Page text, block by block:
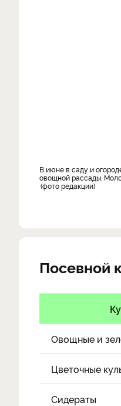
В июне в саду и огороде – горячая пора. Еще продолжаются посадки деревьев и кустарников, посевы цветов и овощей, высадки цветочной и
овощной рассады.
фото редакции
Посевной
Овощные и
Цветочные
Сидераты